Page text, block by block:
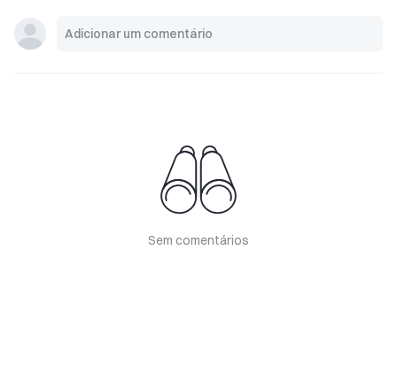
Sem comentários